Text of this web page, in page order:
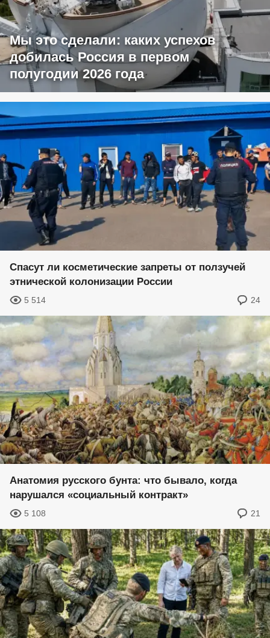
Мы это сделали: каких успехов
добилась Россия в первом
полугодии 2026 года
Спасут ли косметические запреты от ползучей
этнической колонизации России
5 514 24
Анатомия русского бунта: что бывало, когда
нарушался «социальный контракт»
5 108 21